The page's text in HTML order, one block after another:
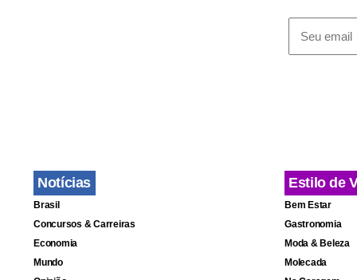
está
centros
Notícias
Brasil
Concursos & Carreiras
Economia
Mundo
Estilo de
Bem Estar
Gastronomia
Moda & Beleza
Molecada